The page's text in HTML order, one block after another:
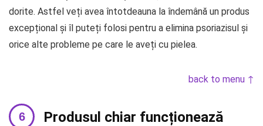
dorite. Astfel veți avea întotdeauna la îndemână un produs
excepțional și îl puteți folosi pentru a elimina psoriazisul și
orice alte probleme pe care le aveți cu pielea.
back to menu ↑
Produsul chiar funcționează